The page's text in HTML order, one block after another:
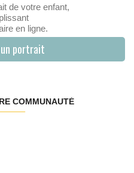
de votre enfant,
en ligne.
un portrait
COMMUNAUTÉ